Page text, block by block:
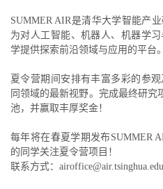
SUMMER AIR是清华大学智能产
为对人工智能、机器人、机器学
学提供探索前沿领域与应用的平台。
夏令营期间安排有丰富多彩的参
同领域的最新视野。完成最终研
池，并赢取丰厚奖金！
每年将在春夏学期发布SUMMER
的同学关注夏令营项目！
联系方式：